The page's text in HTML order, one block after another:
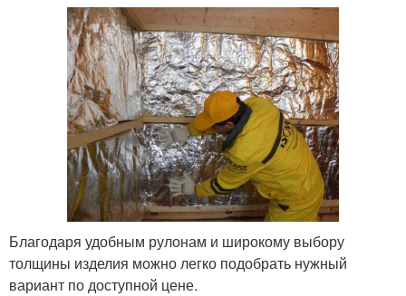
Благодаря удобным рулонам и широкому выбору
толщины изделия можно легко подобрать нужный
вариант по доступной цене.